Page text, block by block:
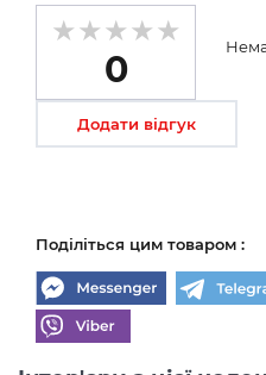
0
Додати відгук
Поділіться цим товаром :